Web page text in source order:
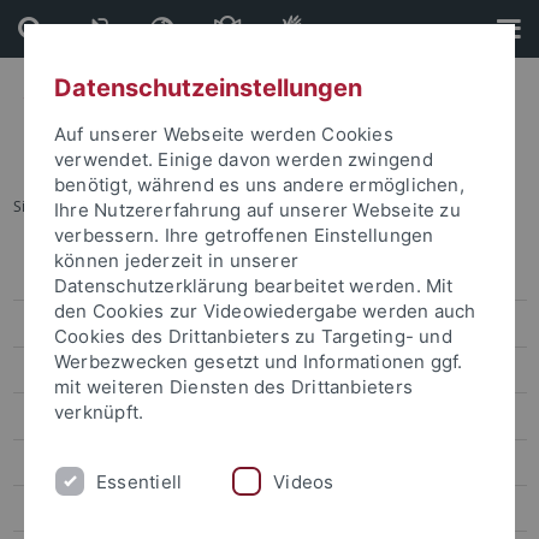
Direkt
zum
Inhalt
Direkt
zur
Fußleiste
Sie sind hier: Startseite ... Veranstaltungskalender
Veranstaltungen
Veranstaltungskalender
Kongresse und Tagungen
Aktuelle Ausstellungen
Datenschutzeinstellungen
Auf unserer Webseite werden Cookies
verwendet. Einige davon werden zwingend
benötigt, während es uns andere ermöglichen,
Ihre Nutzererfahrung auf unserer Webseite zu
verbessern. Ihre getroffenen Einstellungen
können jederzeit in unserer
Datenschutzerklärung bearbeitet werden. Mit
den Cookies zur Videowiedergabe werden auch
Cookies des Drittanbieters zu Targeting- und
Werbezwecken gesetzt und Informationen ggf.
mit weiteren Diensten des Drittanbieters
verknüpft.
Essentiell Videos